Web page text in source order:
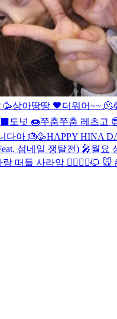
🥳상아땅땅 🖤더워어~~
도넛 🍩쭈춤쭈춤 레츠고
다아 🎂🥳HAPPY HINA
섬네일 쟁탈전) 🎤월요
랑 떠들 사라암 🙆‍♀️🙆‍♂️🐱 🐭